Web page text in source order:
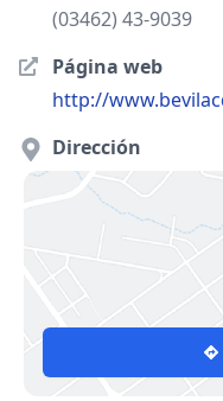
(03462) 43-9039
Página web
http://
Dirección